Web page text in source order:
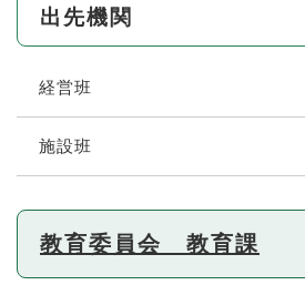
出先機関
経営班
施設班
教育委員会 教育課